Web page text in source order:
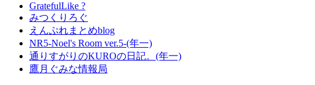
GratefulLike ?
みつくりろぐ
えんぷれまとめblog
NR5-Noel's Room ver.5-(年一)
通りすがりのKUROの日記。(年一)
鷹月ぐみな情報局